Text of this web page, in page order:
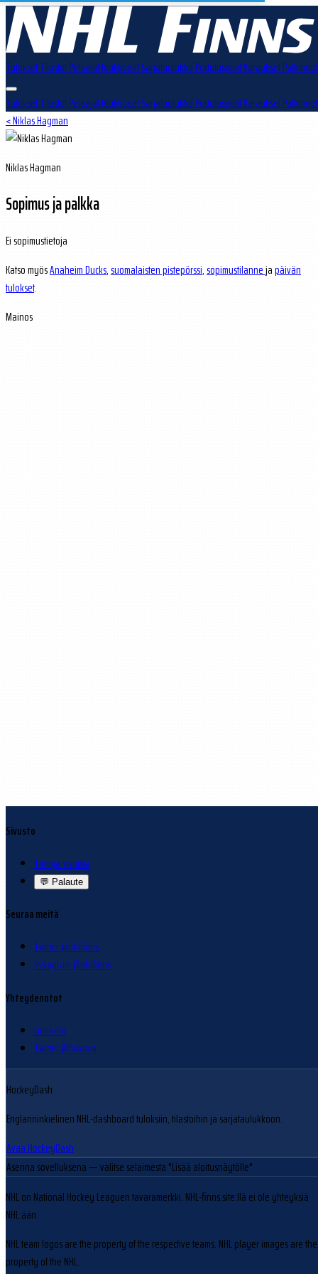
TuloksetTilastotPelaajatJoukkueetSarjataulukkoPudotuspelitVarauksetPalkinnot
TuloksetTilastotPelaajatJoukkueetSarjataulukkoPudotuspelitVarauksetPalkinnot
< Niklas Hagman
Niklas Hagman
Sopimus ja palkka
Ei sopimustietoja
Katso myösAnaheim Ducks,suomalaisten pistepörssi,sopimustilannejapäivän
tulokset.
Mainos
Sivusto
Tietoja sivuista
💬 Palaute
Seuraa meitä
Twitter @nhlfinns
Instagram @nhlfinns
Yhteydenotot
LinkedIn
Twitter @hokram
HockeyDash
Englanninkielinen NHL-dashboard tuloksiin, tilastoihin ja sarjataulukkoon.
Avaa HockeyDash
Asenna sovelluksena — valitse selaimesta "Lisää aloitusnäytölle"
NHL on National Hockey Leaguen tavaramerkki. NHL-finns.site:llä ei ole yhteyksiä
NHL:ään.
NHL team logos are the property of the respective teams. NHL player images are the
property of the NHL.